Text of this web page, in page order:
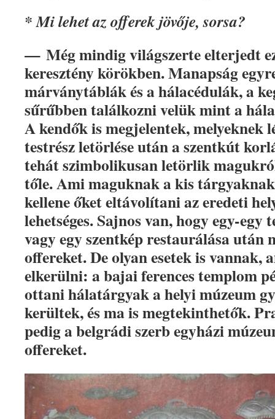
* Mi lehet az offerek jövője, sorsa?
— Még mindig világszerte elterjedt
keresztény körökben. Manapság
márványtáblák és a hálacédulák, a
sűrűbben találkozni velük mint a
A kendők is megjelentek, melyeknek
testrész letörlése után a szentkút
tehát szimbolikusan letörlik
tőle. Ami maguknak a kis
kellene őket eltávolítani az eredeti
lehetséges. Sajnos van, hogy egy-
vagy egy szentkép restaurálása után
offereket. De olyan esetek is vannak,
elkerülni: a bajai ferences templom
ottani hálatárgyak a helyi múzeum
kerültek, és ma is megtekinthetők.
pedig a belgrádi szerb egyházi
offereket.